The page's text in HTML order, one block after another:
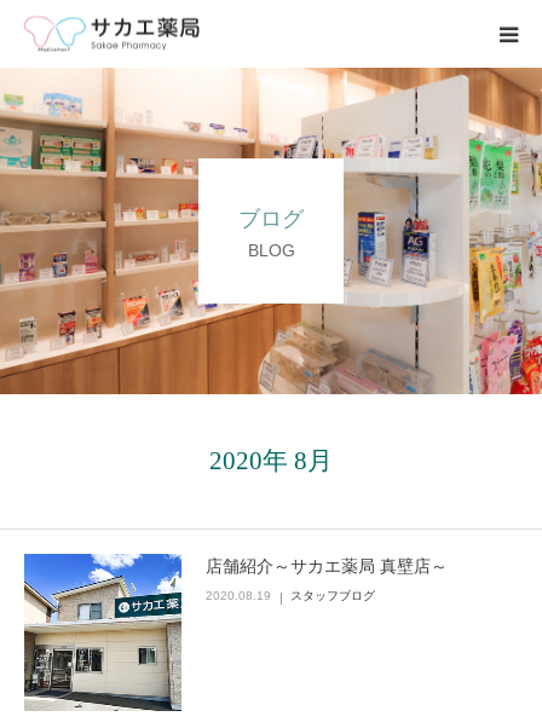
ブログ
BLOG
2020年 8月
店舗紹介～サカエ薬局 真壁店～
2020.08.19 スタッフブログ
ホーム
事業内容
求人募集
会社案内